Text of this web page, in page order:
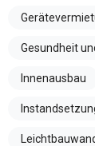
Gesundheit
Innenausbau